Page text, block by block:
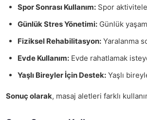
Spor Sonrası Kullanım: Spor
Günlük Stres Yönetimi: Günlük
Fiziksel Rehabilitasyon: Yaralanma
Evde Kullanım: Evde rahatlamak
Yaşlı Bireyler İçin Destek: Yaşlı
Sonuç olarak, masaj aletleri farklı